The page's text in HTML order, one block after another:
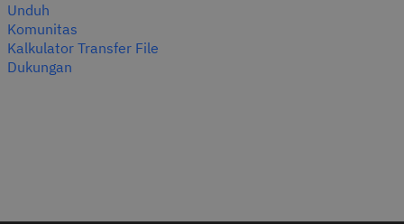
Unduh
Komunitas
Kalkulator Transfer File
Dukungan